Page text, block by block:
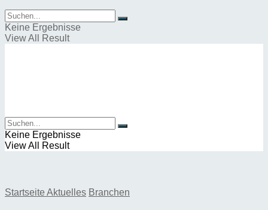
Keine Ergebnisse
View All Result
Keine Ergebnisse
View All Result
Startseite Aktuelles Branchen